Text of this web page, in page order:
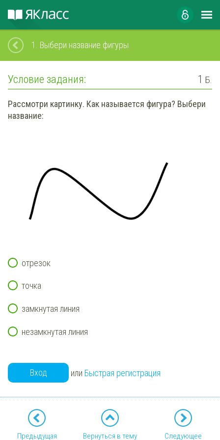
1. Выбери название фигуры
Условие задания: 1 Б.
Рассмотри картинку. Как называется фигура? Выбери
название:
отрезок
точка
замкнутая линия
незамкнутая линия
Вход или Быстрая регистрация
Предыдущая Вернуться в тему Следующее